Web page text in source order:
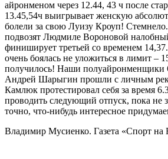
айронменом через 12.44, 43 ч после
13.45,54ч выигрывает женскую
болели за свою Луизу Кроуп!
подвозят Людмиле Вороновой
финиширует третьей со временем
очень боялась не уложиться в лимит –
получилось! Наши полуайронменщики
Андрей Шарыгин прошли с личным
Камлюк протестировал себя за время
проводить следующий отпуск, пока не
точно, что-нибудь интересное
Владимир Мусиенко. Газета «Спорт на